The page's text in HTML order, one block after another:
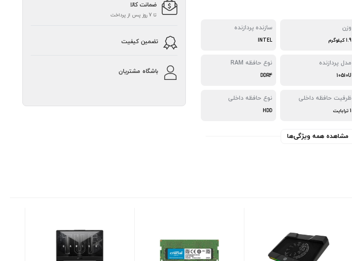
وزن
1.9 کیلوگرم
سازنده پردازنده
INTEL
مدل پردازنده
10510U
نوع حافظه RAM
DDR4
ظرفیت حافظه داخلی
1 ترابایت
نوع حافظه داخلی
HDD
مشاهده همه ویژگی‌ها
ضمانت کالا
تا 7 روز پس از پرداخت
تضمین کیفیت
باشگاه مشتریان